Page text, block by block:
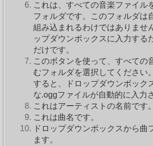
これは、すべての音楽ファイル
フォルダです。このフォルダは
組み込まれるわけではありませ
ップダウンボックスに入力する
だけです。
このボタンを使って、すべての
むフォルダを選択してください
すると、ドロップダウンボック
な.oggファイルが自動的に入力
これはアーティストの名前です。
これは曲名です。
ドロップダウンボックスから曲
ます。